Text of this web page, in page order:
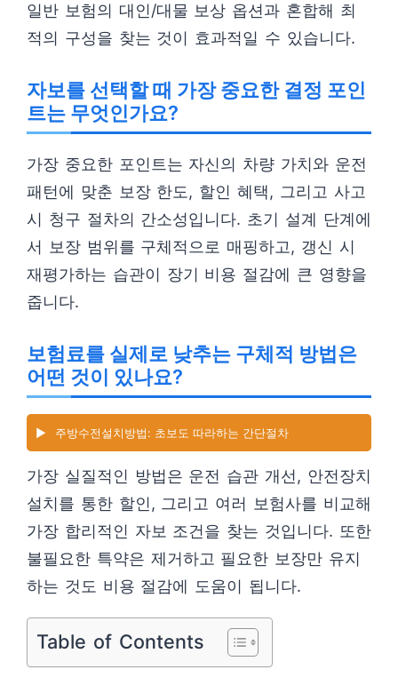
일반 보험의 대인/대물 보상 옵션과 혼합해 최
적의 구성을 찾는 것이 효과적일 수 있습니다.
자보를 선택할 때 가장 중요한 결정 포인
트는 무엇인가요?
가장 중요한 포인트는 자신의 차량 가치와 운전
패턴에 맞춘 보장 한도, 할인 혜택, 그리고 사고
시 청구 절차의 간소성입니다. 초기 설계 단계에
서 보장 범위를 구체적으로 매핑하고, 갱신 시
재평가하는 습관이 장기 비용 절감에 큰 영향을
줍니다.
보험료를 실제로 낮추는 구체적 방법은
어떤 것이 있나요?
▶️ 주방수전설치방법: 초보도 따라하는 간단절차
가장 실질적인 방법은 운전 습관 개선, 안전장치
설치를 통한 할인, 그리고 여러 보험사를 비교해
가장 합리적인 자보 조건을 찾는 것입니다. 또한
불필요한 특약은 제거하고 필요한 보장만 유지
하는 것도 비용 절감에 도움이 됩니다.
Table of Contents